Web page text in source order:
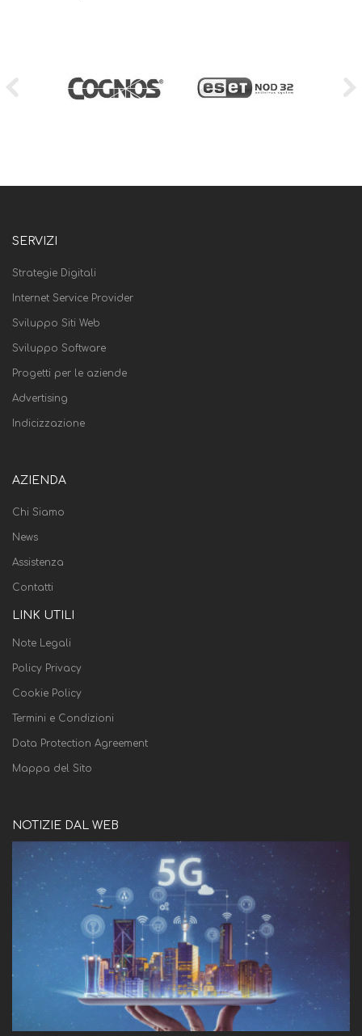
SERVIZI
Strategie Digitali
Internet Service Provider
Sviluppo Siti Web
Sviluppo Software
Progetti per le aziende
Advertising
Indicizzazione
AZIENDA
Chi Siamo
News
Assistenza
Contatti
LINK UTILI
Note Legali
Policy Privacy
Cookie Policy
Termini e Condizioni
Data Protection Agreement
Mappa del Sito
NOTIZIE DAL WEB